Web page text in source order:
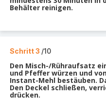
Behälter reinigen.
Schritt 3 /10
Den Misch-/Rühraufsatz
und Pfeffer würzen und
Instant-Mehl bestäuben.
Den Deckel schließen,
drücken.